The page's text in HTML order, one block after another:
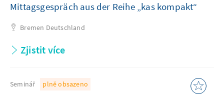
Mittagsgespräch aus der Reihe „kas kompakt“
Bremen Deutschland
Zjistit více
Seminář
plně obsazeno